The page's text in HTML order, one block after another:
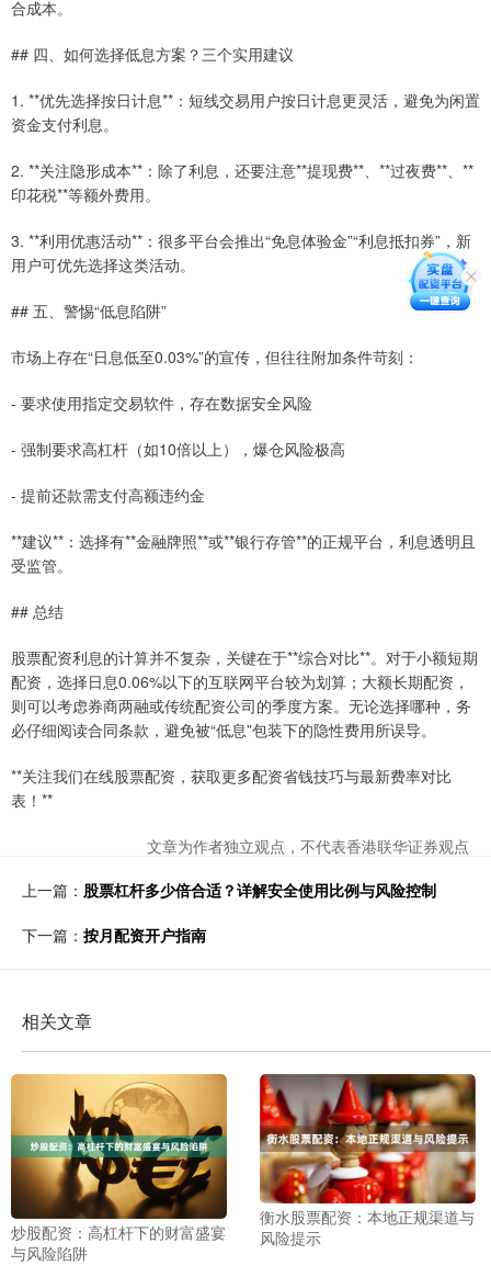
合成本。
## 四、如何选择低息方案？三个实用建议
1. **优先选择按日计息**：短线交易用户按日计息更灵活，避免为闲置
资金支付利息。
2. **关注隐形成本**：除了利息，还要注意**提现费**、**过夜费**、**
印花税**等额外费用。
3. **利用优惠活动**：很多平台会推出“免息体验金”“利息抵扣券”，新
用户可优先选择这类活动。
## 五、警惕“低息陷阱”
市场上存在“日息低至0.03%”的宣传，但往往附加条件苛刻：
- 要求使用指定交易软件，存在数据安全风险
- 强制要求高杠杆（如10倍以上），爆仓风险极高
- 提前还款需支付高额违约金
**建议**：选择有**金融牌照**或**银行存管**的正规平台，利息透明且
受监管。
## 总结
股票配资利息的计算并不复杂，关键在于**综合对比**。对于小额短期
配资，选择日息0.06%以下的互联网平台较为划算；大额长期配资，
则可以考虑券商两融或传统配资公司的季度方案。无论选择哪种，务
必仔细阅读合同条款，避免被“低息”包装下的隐性费用所误导。
**关注我们在线股票配资，获取更多配资省钱技巧与最新费率对比
表！**
文章为作者独立观点，不代表香港联华证券观点
上一篇： 股票杠杆多少倍合适？详解安全使用比例与风险控制
下一篇： 按月配资开户指南
相关文章
炒股配资：高杠杆下的财富盛宴
与风险陷阱
衡水股票配资：本地正规渠道与
风险提示